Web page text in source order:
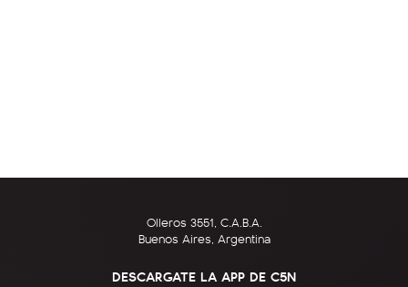
Olleros 3551, C.A.B.A.
Buenos Aires, Argentina
DESCARGATE LA APP DE C5N